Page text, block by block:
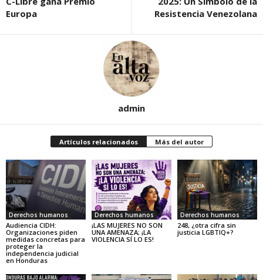
Europa
Resistencia Venezolana
admin
Artículos relacionados Más del autor
Derechos humanos
Audiencia CIDH:
Organizaciones piden
medidas concretas para
proteger la
independencia judicial
en Honduras
Derechos humanos
¡LAS MUJERES NO SON
UNA AMENAZA; ¡LA
VIOLENCIA SÍ LO ES!
Derechos humanos
248, ¿otra cifra sin
justicia LGBTIQ+?